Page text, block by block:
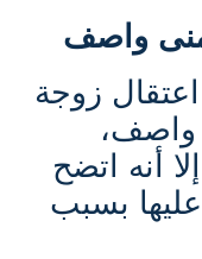
واصف
اعتقال زوجة
واصف،
أنه اتضح
بسبب